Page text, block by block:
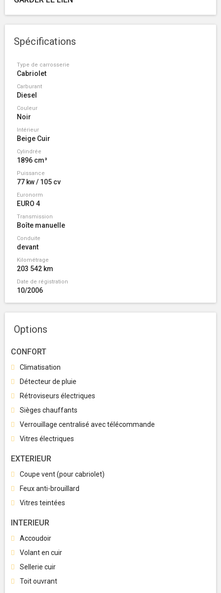
Spécifications
Type de carrosserie
Cabriolet
Carburant
Diesel
Couleur
Noir
Intérieur
Beige Cuir
Cylindrée
1896 cm³
Puissance
77 kw / 105 cv
Euronorm
EURO 4
Transmission
Boîte manuelle
Conduite
devant
Kilométrage
203 542 km
Date de régistration
10/2006
Options
CONFORT
Climatisation
Détecteur de pluie
Rétroviseurs électriques
Sièges chauffants
Verrouillage centralisé avec télécommande
Vitres électriques
EXTERIEUR
Coupe vent (pour cabriolet)
Feux anti-brouillard
Vitres teintées
INTERIEUR
Accoudoir
Volant en cuir
Sellerie cuir
Toit ouvrant